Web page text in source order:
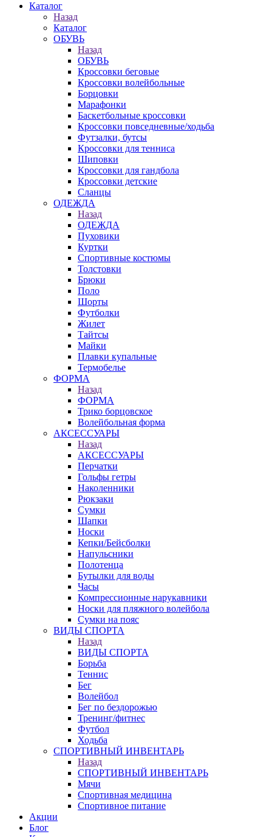
Каталог
Назад
Каталог
ОБУВЬ
Назад
ОБУВЬ
Кроссовки беговые
Кроссовки волейбольные
Борцовки
Марафонки
Баскетбольные кроссовки
Кроссовки повседневные/ходьба
Футзалки, бутсы
Кроссовки для тенниса
Шиповки
Кроссовки для гандбола
Кроссовки детские
Сланцы
ОДЕЖДА
Назад
ОДЕЖДА
Пуховики
Куртки
Спортивные костюмы
Толстовки
Брюки
Поло
Шорты
Футболки
Жилет
Тайтсы
Майки
Плавки купальные
Термобелье
ФОРМА
Назад
ФОРМА
Трико борцовское
Волейбольная форма
АКСЕССУАРЫ
Назад
АКСЕССУАРЫ
Перчатки
Гольфы гетры
Наколенники
Рюкзаки
Сумки
Шапки
Носки
Кепки/Бейсболки
Напульсники
Полотенца
Бутылки для воды
Часы
Компрессионные нарукавники
Носки для пляжного волейбола
Сумки на пояс
ВИДЫ СПОРТА
Назад
ВИДЫ СПОРТА
Борьба
Теннис
Бег
Волейбол
Бег по бездорожью
Тренинг/фитнес
Футбол
Ходьба
СПОРТИВНЫЙ ИНВЕНТАРЬ
Назад
СПОРТИВНЫЙ ИНВЕНТАРЬ
Мячи
Спортивная медицина
Спортивное питание
Акции
Блог